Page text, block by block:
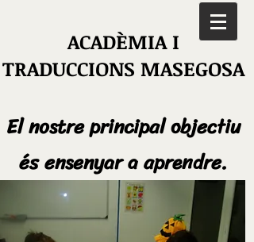
ACADÈMIA I
TRADUCCIONS MASEGOSA
El nostre principal objectiu
és ensenyar a aprendre.